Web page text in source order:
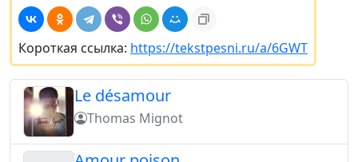
Короткая ссылка: https://tekstpesni.ru/a/6GWT
Le désamour
Thomas Mignot